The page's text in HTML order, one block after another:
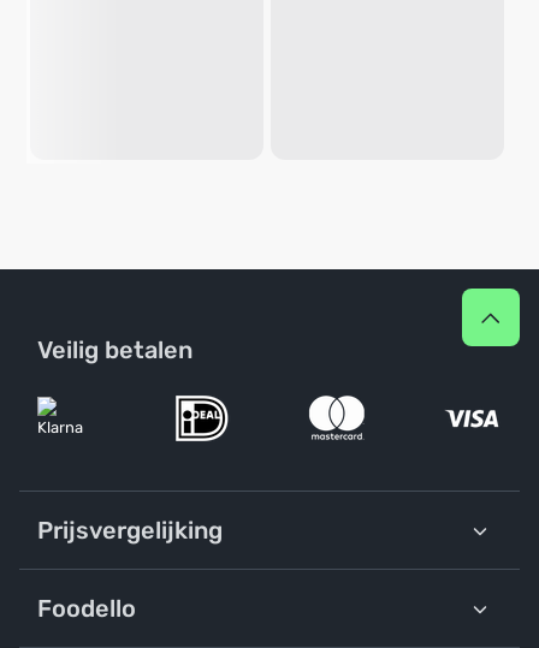
Veilig betalen
Prijsvergelijking
Foodello